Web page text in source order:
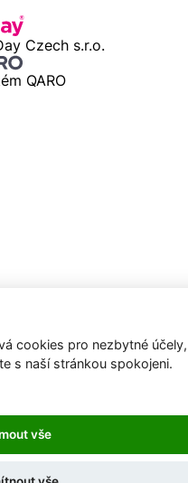
Czech s.r.o.
QARO
cookies pro nezbytné
s naší stránkou spokojeni.
vše